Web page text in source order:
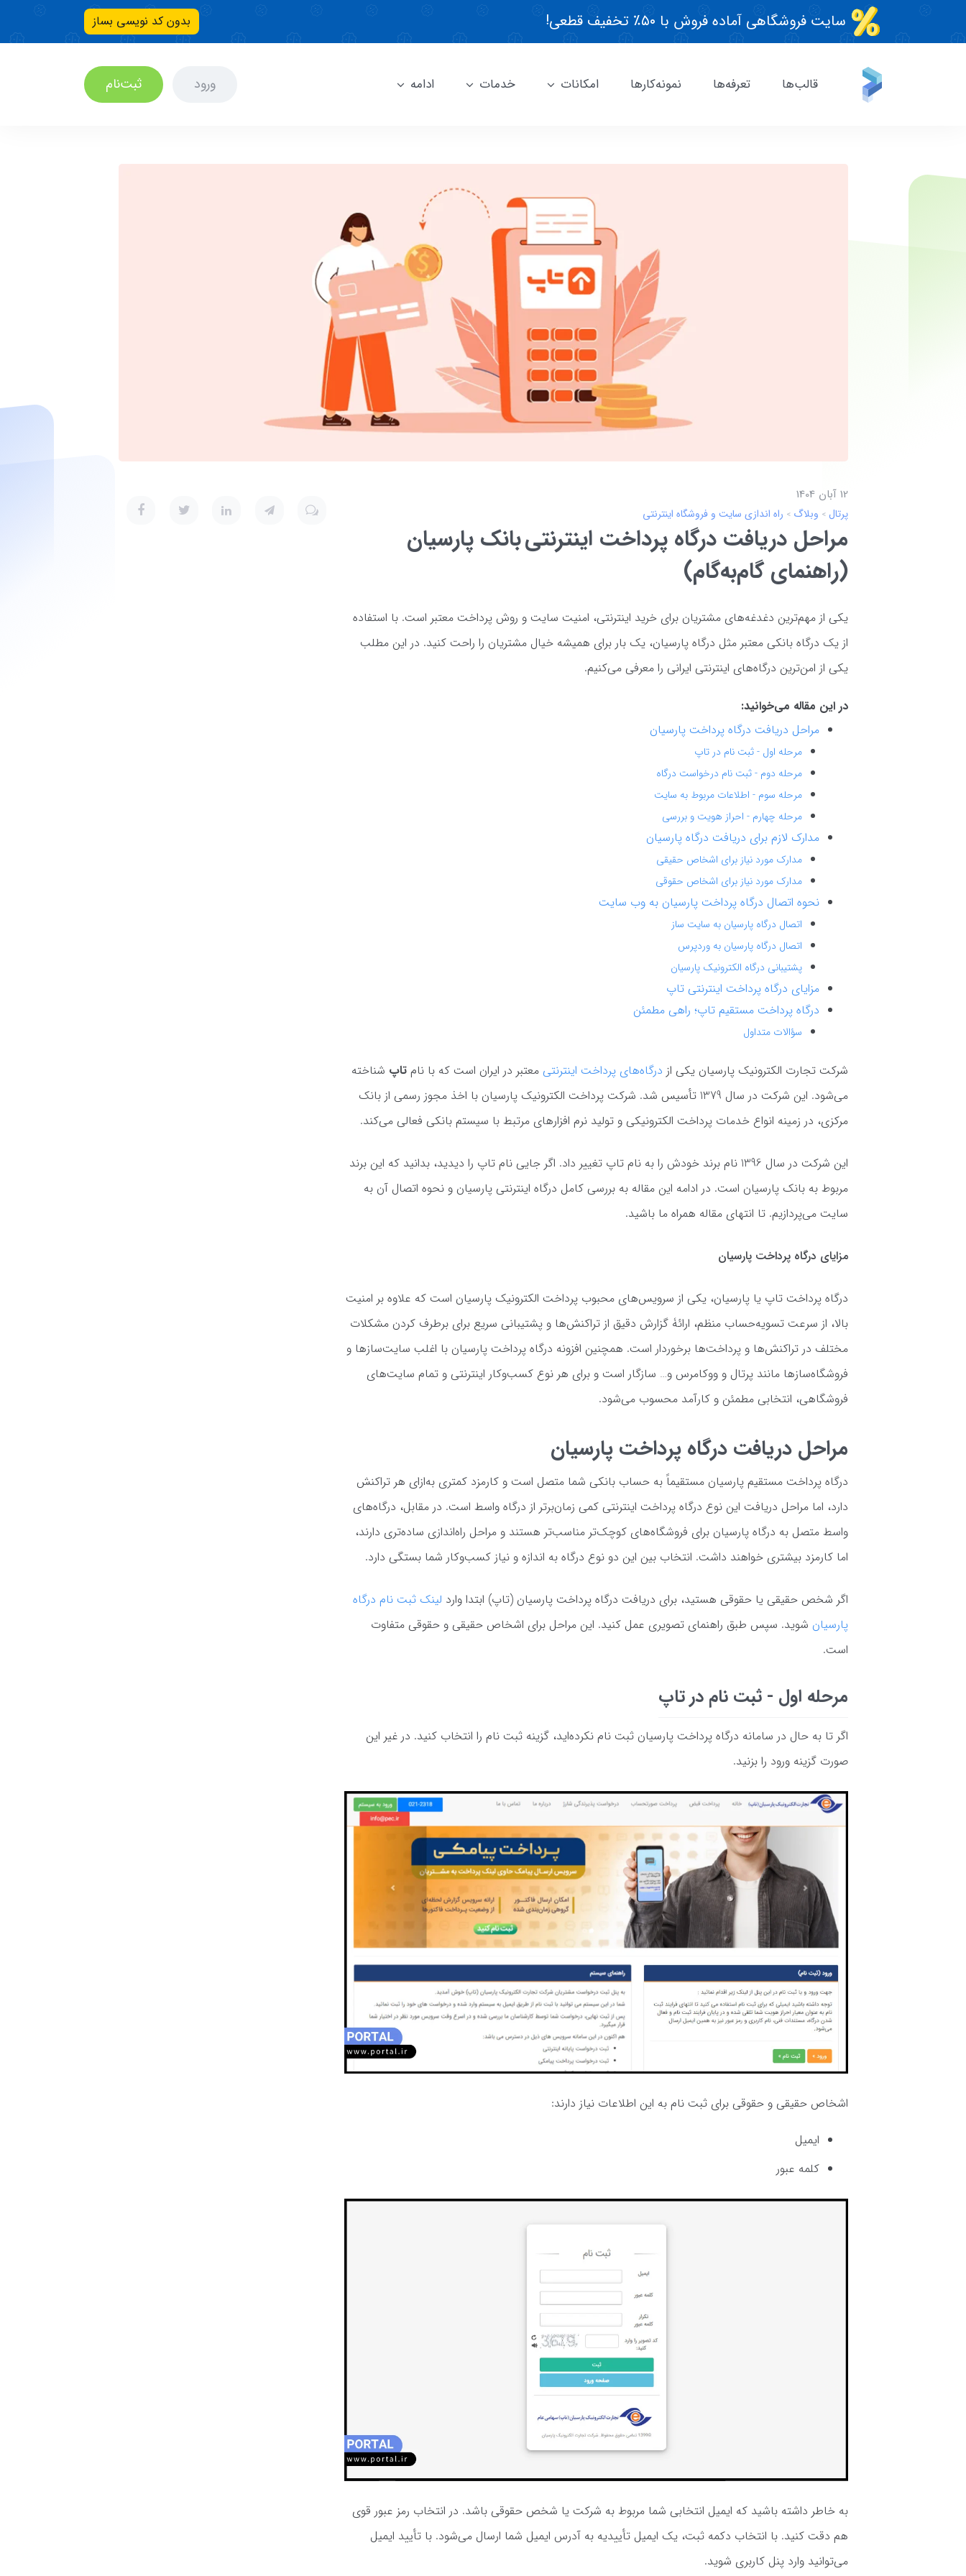
سایت فروشگاهی آماده فروش با ۵۰٪ تخفیف قطعی! بدون کد نویسی بساز
قالب‌ها تعرفه‌ها نمونه‌کارها امکانات خدمات ادامه ورود ثبت‌نام
12 آبان 1404
پرتال وبلاگ راه اندازی سایت و فروشگاه اینترنتی
مراحل دریافت درگاه پرداخت اینترنتی بانک پارسیان
(راهنمای گام‌به‌گام)
یکی از مهم‌ترین دغدغه‌های مشتریان برای خرید اینترنتی، امنیت سایت و روش پرداخت معتبر است. با استفاده
از یک درگاه بانکی معتبر مثل درگاه پارسیان، یک بار برای همیشه خیال مشتریان را راحت کنید. در این مطلب
یکی از امن‌ترین درگاه‌های اینترنتی ایرانی را معرفی می‌کنیم.
در این مقاله می‌خوانید:
مراحل دریافت درگاه پرداخت پارسیان
مرحله اول - ثبت نام در تاپ
مرحله دوم - ثبت نام درخواست درگاه
مرحله سوم - اطلاعات مربوط به سایت
مرحله چهارم - احراز هویت و بررسی
مدارک لازم برای دریافت درگاه پارسیان
مدارک مورد نیاز برای اشخاص حقیقی
مدارک مورد نیاز برای اشخاص حقوقی
نحوه اتصال درگاه پرداخت پارسیان به وب سایت
اتصال درگاه پارسیان به سایت ساز
اتصال درگاه پارسیان به وردپرس
پشتیبانی درگاه الکترونیک پارسیان
مزایای درگاه پرداخت اینترنتی تاپ
درگاه پرداخت مستقیم تاپ؛ راهی مطمئن
سؤالات متداول
شرکت تجارت الکترونیک پارسیان یکی از درگاه‌های پرداخت اینترنتی معتبر در ایران است که با نامتاپ شناخته
می‌شود. این شرکت در سال 1379 تأسیس شد. شرکت پرداخت الکترونیک پارسیان با اخذ مجوز رسمی از بانک
مرکزی، در زمینه انواع خدمات پرداخت الکترونیکی و تولید نرم افزارهای مرتبط با سیستم بانکی فعالی می‌کند.
این شرکت در سال 1396 نام برند خودش را به نام تاپ تغییر داد. اگر جایی نام تاپ را دیدید، بدانید که این برند
مربوط به بانک پارسیان است. در ادامه این مقاله به بررسی کامل درگاه اینترنتی پارسیان و نحوه اتصال آن به
سایت می‌پردازیم. تا انتهای مقاله همراه ما باشید.
مزایای درگاه پرداخت پارسیان
درگاه پرداخت تاپ یا پارسیان، یکی از سرویس‌های محبوب پرداخت الکترونیک پارسیان است که علاوه بر امنیت
بالا، از سرعت تسویه‌حساب منظم، ارائۀ گزارش دقیق از تراکنش‌ها و پشتیبانی سریع برای برطرف کردن مشکلات
مختلف در تراکنش‌ها و پرداخت‌ها برخوردار است. همچنین افزونه درگاه پرداخت پارسیان با اغلب سایت‌سازها و
فروشگاه‌سازها مانند پرتال و ووکامرس و… سازگار است و برای هر نوع کسب‌وکار اینترنتی و تمام سایت‌های
فروشگاهی، انتخابی مطمئن و کارآمد محسوب می‌شود.
مراحل دریافت درگاه پرداخت پارسیان
درگاه پرداخت مستقیم پارسیان مستقیماً به حساب بانکی شما متصل است و کارمزد کمتری به‌ازای هر تراکنش
دارد، اما مراحل دریافت این نوع درگاه پرداخت اینترنتی کمی زمان‌برتر از درگاه واسط است. در مقابل، درگاه‌های
واسط متصل به درگاه پارسیان برای فروشگاه‌های کوچک‌تر مناسب‌تر هستند و مراحل راه‌اندازی ساده‌تری دارند،
اما کارمزد بیشتری خواهند داشت. انتخاب بین این دو نوع درگاه به اندازه و نیاز کسب‌وکار شما بستگی دارد.
اگر شخص حقیقی یا حقوقی هستید، برای دریافت درگاه پرداخت پارسیان (تاپ) ابتدا وارد لینک ثبت نام درگاه
پارسیان شوید. سپس طبق راهنمای تصویری عمل کنید. این مراحل برای اشخاص حقیقی و حقوقی متفاوت
است.
مرحله اول - ثبت نام در تاپ
اگر تا به حال در سامانه درگاه پرداخت پارسیان ثبت نام نکرده‌اید، گزینه ثبت نام را انتخاب کنید. در غیر این
صورت گزینه ورود را بزنید.
اشخاص حقیقی و حقوقی برای ثبت نام به این اطلاعات نیاز دارند:
ایمیل
کلمه عبور
به خاطر داشته باشید که ایمیل انتخابی شما مربوط به شرکت یا شخص حقوقی باشد. در انتخاب رمز عبور قوی
هم دقت کنید. با انتخاب دکمه ثبت، یک ایمیل تأییدیه به آدرس ایمیل شما ارسال می‌شود. با تأیید ایمیل
می‌توانید وارد پنل کاربری شوید.